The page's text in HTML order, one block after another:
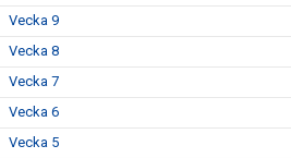
Vecka 9
Vecka 8
Vecka 7
Vecka 6
Vecka 5